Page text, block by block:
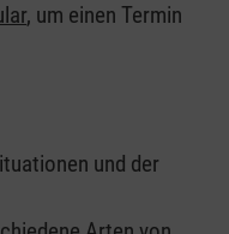
, um einen Termin
und der